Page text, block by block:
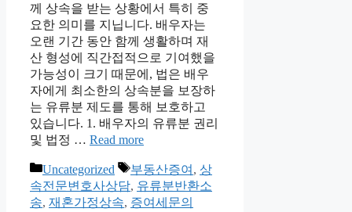
께 상속을 받는 상황에서 특히 중
요한 의미를 지닙니다. 배우자는
오랜 기간 동안 함께 생활하며 재
산 형성에 직간접적으로 기여했을
가능성이 크기 때문에, 법은 배우
자에게 최소한의 상속분을 보장하
는 유류분 제도를 통해 보호하고
있습니다. 1. 배우자의 유류분 권리
및 법정 … Read more
Categories
Uncategorized Tags
부동산증여 , 상
속전문변호사상담, 유류분반환소
송, 재혼가정상속, 증여세문의